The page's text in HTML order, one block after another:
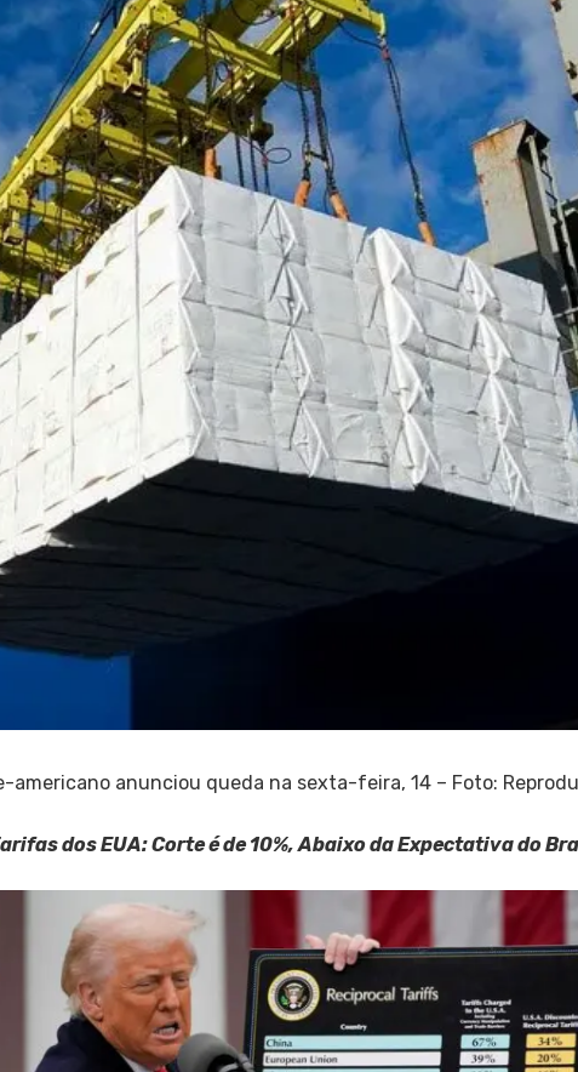
americano anunciou queda na sexta-feira, 14 – Foto:
dos EUA: Corte é de 10%, Abaixo da Expectativa do